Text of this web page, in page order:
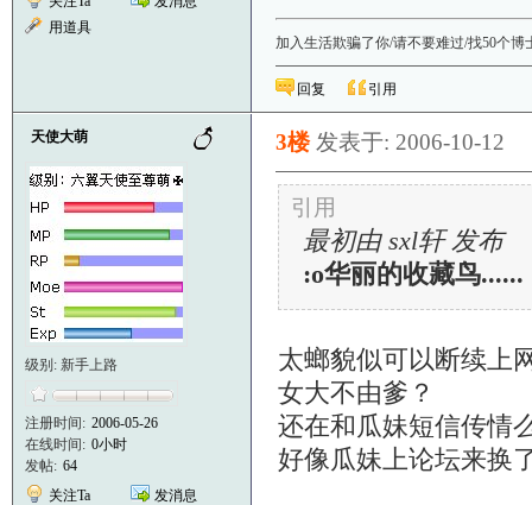
用道具
加入生活欺骗了你/请不要难过/找50个
回复 引用
天使大萌
级别: 新手上路
注册时间: 2006-05-26
在线时间: 0小时
发帖: 64
关注Ta
发消息
3楼 发表于: 2006-10-12
引用
最初由 sxl轩 发布
:o华丽的收藏鸟......
太螂貌似可以断续上
女大不由爹？
还在和瓜妹短信传情
好像瓜妹上论坛来换